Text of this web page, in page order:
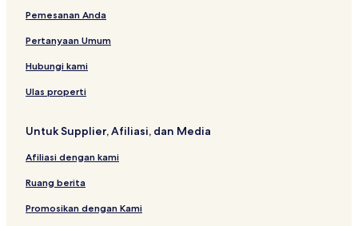
Hotel dekat Teater Lucille Lortel
Hotel dekat Father Demo Square
Hotel Bisnis dekat Restaurant Row
Hotel dekat Hell’s Angels Motorcycle Club
Hotel dekat Gedung IAC
Hotel Bintang 2 di New York
Hotel Keluarga di New York
Hotel dekat South Street Seaport
Pemesanan Anda
Pertanyaan Umum
Hubungi kami
Ulas properti
Untuk Supplier, Afiliasi, dan Media
Afiliasi dengan kami
Ruang berita
Promosikan dengan Kami